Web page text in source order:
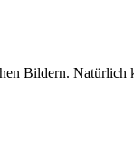
Bildern.